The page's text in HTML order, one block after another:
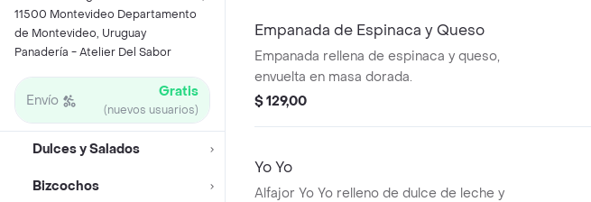
11500 Montevideo Departamento
de Montevideo, Uruguay
Panadería - Atelier Del Sabor
Envío Gratis
(nuevos usuarios)
Dulces y Salados
Bizcochos
Empanada de Espinaca y Queso
Empanada rellena de espinaca y queso,
envuelta en masa dorada.
$ 129,00
Yo Yo
Alfajor Yo Yo relleno de dulce de leche y